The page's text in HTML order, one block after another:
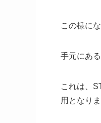
この様に
手元にあ
これは、
用となりま